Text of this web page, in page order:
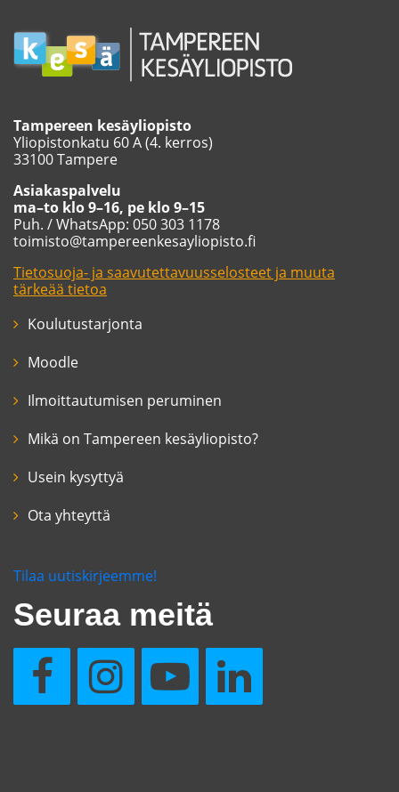
Tampereen kesäyliopisto
Yliopistonkatu 60 A (4. kerros)
33100 Tampere
Asiakaspalvelu
ma–to klo 9–16, pe klo 9–15
Puh. / WhatsApp: 050 303 1178
toimisto@tampereenkesayliopisto.fi
Tietosuoja- ja saavutettavuusselosteet ja muuta
tärkeää tietoa
Koulutustarjonta
Moodle
Ilmoittautumisen peruminen
Mikä on Tampereen kesäyliopisto?
Usein kysyttyä
Ota yhteyttä
Tilaa uutiskirjeemme!
Seuraa meitä